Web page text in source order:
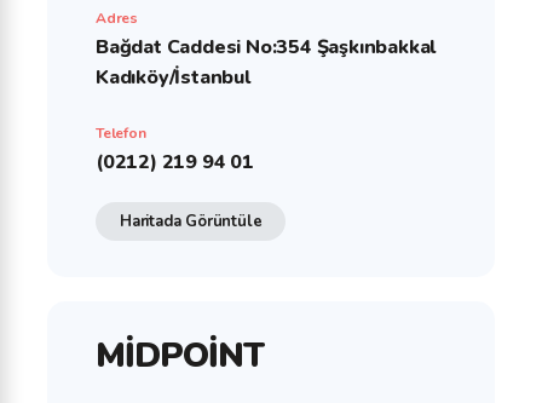
Adres
Bağdat Caddesi No:354 Şaşkınbakkal
Kadıköy/İstanbul
Telefon
(0212) 219 94 01
Haritada Görüntüle
MİDPOİNT